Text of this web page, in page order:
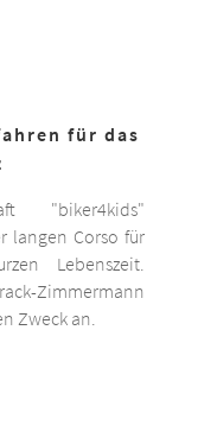
für das
"biker4kids"
langen Corso für
Lebenszeit.
Zimmermann
Zweck an.